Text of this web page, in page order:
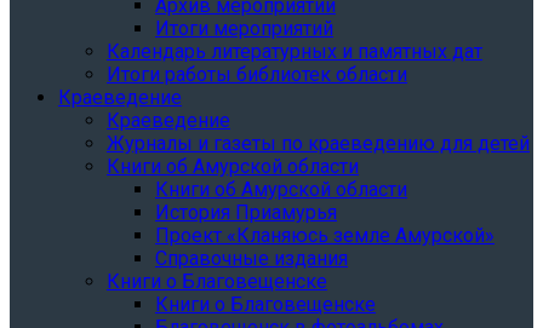
Архив мероприятий
Итоги мероприятий
Календарь литературных и памятных дат
Итоги работы библиотек области
Краеведение
Краеведение
Журналы и газеты по краеведению для детей
Книги об Амурской области
Книги об Амурской области
История Приамурья
Проект «Кланяюсь земле Амурской»
Справочные издания
Книги о Благовещенске
Книги о Благовещенске